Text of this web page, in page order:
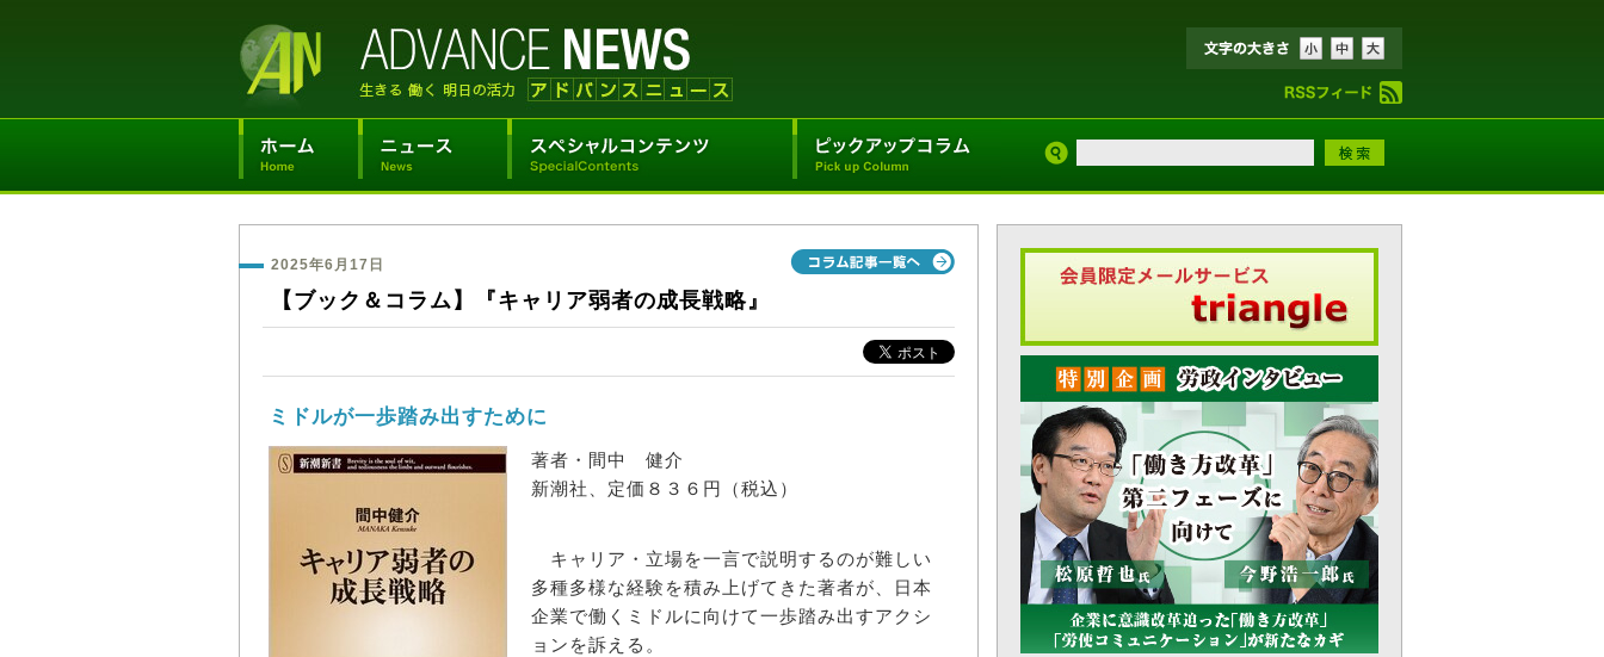
2025年6月17日
【ブック＆コラム】『キャリア弱者の成長戦略』
ミドルが一歩踏み出すために
著者・間中 健介
新潮社、定価８３６円（税込）
キャリア・立場を一言で説明するのが難しい
多種多様な経験を積み上げてきた著者が、日本
企業で働くミドルに向けて一歩踏み出すアクシ
ョンを訴える。